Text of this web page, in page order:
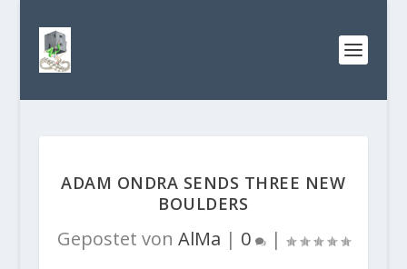
ADAM ONDRA SENDS THREE NEW
BOULDERS
Gepostet von AlMa | 0 |